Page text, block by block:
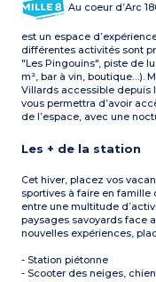
Au coeur d’Arc
est un espace
différentes activités sont
"Les Pingouins", piste de
m², bar à vin, boutique…).
Villards accessible depuis
vous permettra d’avoir
de l’espace, avec une
Les + de la station
Cet hiver, placez vos
sportives à faire en famille
entre une multitude
paysages savoyards face
nouvelles expériences,
- Station piétonne
- Scooter des neiges,